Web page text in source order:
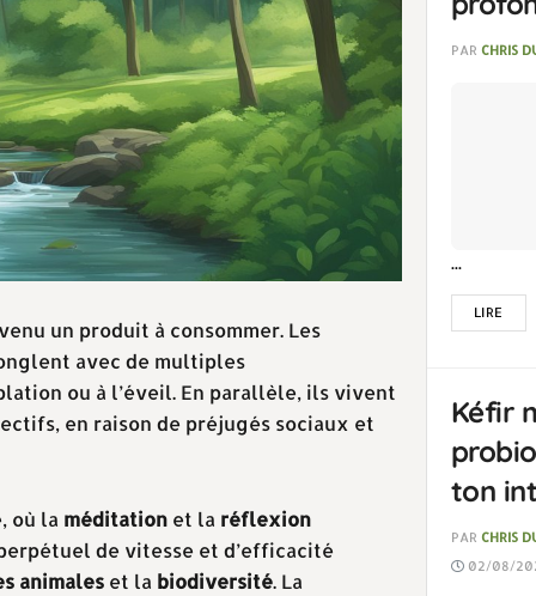
un produit à consommer. Les
avec de multiples
ou à l’éveil. En parallèle, ils vivent
en raison de préjugés sociaux et
où la méditation et la réflexion
de vitesse et d’efficacité
animales et la biodiversité. La
PAR CHRIS
...
LIRE
Kéfir
ton
PAR CHRIS
02/08/